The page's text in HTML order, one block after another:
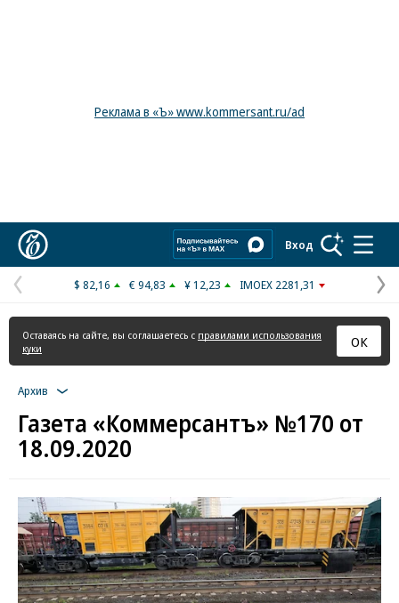
Реклама в «Ъ» www.kommersant.ru/ad
Вход
Предыдущая
страница
$ 82,16 € 94,83 ¥ 12,23 IMOEX 2281,31
Оставаясь на сайте, вы соглашаетесь с правилами использования
куки
ОК
Архив
Газета «Коммерсантъ» №170 от
18.09.2020